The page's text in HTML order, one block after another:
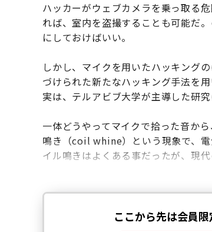
ハッカーがウェブカメラを乗っ取る
れば、室内を盗撮することも可能だ
にしておけばいい。
しかし、マイクを用いたハッキング
づけられた新たなハッキング手法を
実は、テルアビブ大学が主導した研究
一体どうやってマイクで拾った音か
鳴き（coil whine）という現象で、
イル鳴きはよくある事だったが、現